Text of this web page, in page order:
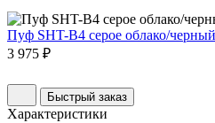
Пуф SHT-B4 серое облако/
3 975 ₽
Быстрый заказ
Характеристики